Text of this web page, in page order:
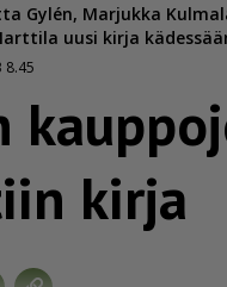
Gylén, Marjukka
uusi kirja
8.45
kirja